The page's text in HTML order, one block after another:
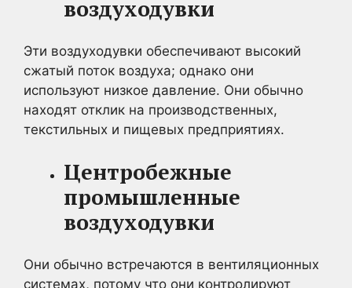
воздуходувки
Эти воздуходувки обеспечивают высокий
сжатый поток воздуха; однако они
используют низкое давление. Они обычно
находят отклик на производственных,
текстильных и пищевых предприятиях.
Центробежные
промышленные
воздуходувки
Они обычно встречаются в вентиляционных
системах, потому что они контролируют